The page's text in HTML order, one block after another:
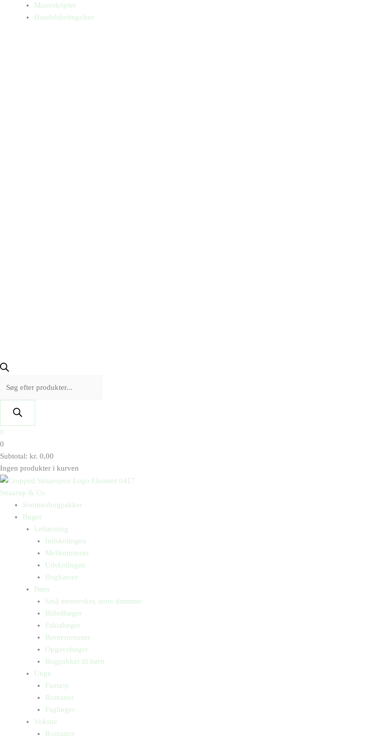
Manuskripter
Handelsbetingelser
0
0
Subtotal: kr. 0,00
Ingen produkter i kurven
Straarup & Co
Sommerbogpakker
Bøger
Letlæsning
Indskolingen
Mellemtrinnet
Udskolingen
Bogkasser
Børn
Små mennesker, store drømme
Billedbøger
Faktabøger
Børneromaner
Opgavebøger
Bogpakker til børn
Unge
Fantasy
Romaner
Fagbøger
Voksne
Romance